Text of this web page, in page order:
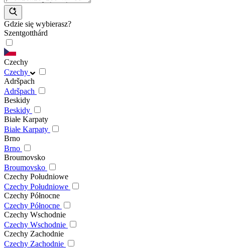
Gdzie się wybierasz?
Szentgotthárd
Czechy
Czechy
Adršpach
Adršpach
Beskidy
Beskidy
Białe Karpaty
Białe Karpaty
Brno
Brno
Broumovsko
Broumovsko
Czechy Południowe
Czechy Południowe
Czechy Północne
Czechy Północne
Czechy Wschodnie
Czechy Wschodnie
Czechy Zachodnie
Czechy Zachodnie